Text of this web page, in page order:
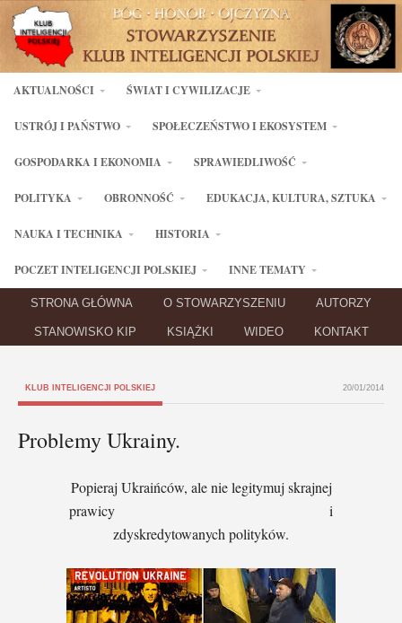
AKTUALNOŚCI ŚWIAT I CYWILIZACJE
USTRÓJ I PAŃSTWO SPOŁECZEŃSTWO I EKOSYSTEM
GOSPODARKA I EKONOMIA SPRAWIEDLIWOŚĆ
POLITYKA OBRONNOŚĆ EDUKACJA, KULTURA, SZTUKA
NAUKA I TECHNIKA HISTORIA
POCZET INTELIGENCJI POLSKIEJ INNE TEMATY
STRONA GŁÓWNA O STOWARZYSZENIU AUTORZY
STANOWISKO KIP KSIĄŻKI WIDEO KONTAKT
KLUB INTELIGENCJI POLSKIEJ 20/01/2014
Problemy Ukrainy.
Popieraj Ukraińców, ale nie legitymuj skrajnej
prawicy i
zdyskredytowanych polityków.